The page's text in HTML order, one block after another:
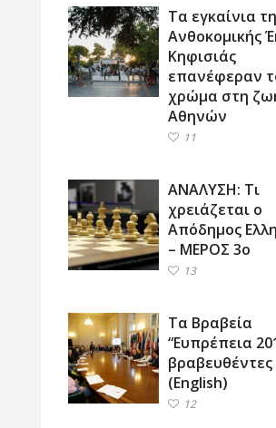
Τα εγκαίνια
Ανθοκομικής
Κηφισιάς
επανέφεραν
χρώμα στη
Αθηνών
11
ΑΝΑΛΥΣΗ: Τι
χρειάζεται ο
Απόδημος
– ΜΕΡΟΣ 3ο
13
Τα Βραβεία
“Ευπρέπεια
βραβευθέντες
(English)
12